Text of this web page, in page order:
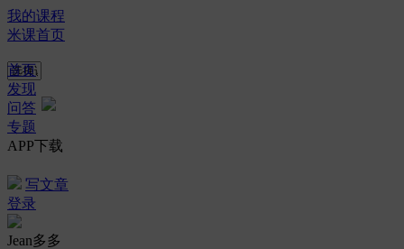
我的课程
米课首页
首页
发现
问答
专题
APP下载
写文章
登录
Jean多多